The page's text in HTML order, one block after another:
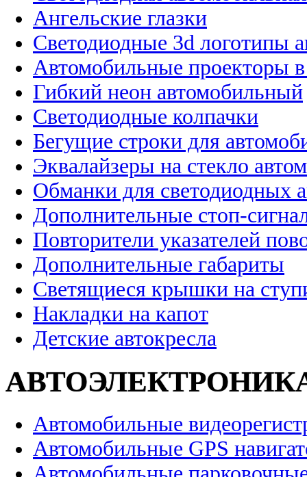
Ангельские глазки
Светодиодные 3d логотипы
Автомобильные проекторы
Гибкий неон автомобильный
Светодиодные колпачки
Бегущие строки для
Эквалайзеры на стекло
Обманки для светодиодных
Дополнительные стоп-
Повторители указателей
Дополнительные габариты
Светящиеся крышки на
Накладки на капот
Детские автокресла
Автомобильные
Автомобильные GPS